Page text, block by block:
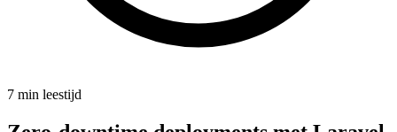
7 min leestijd